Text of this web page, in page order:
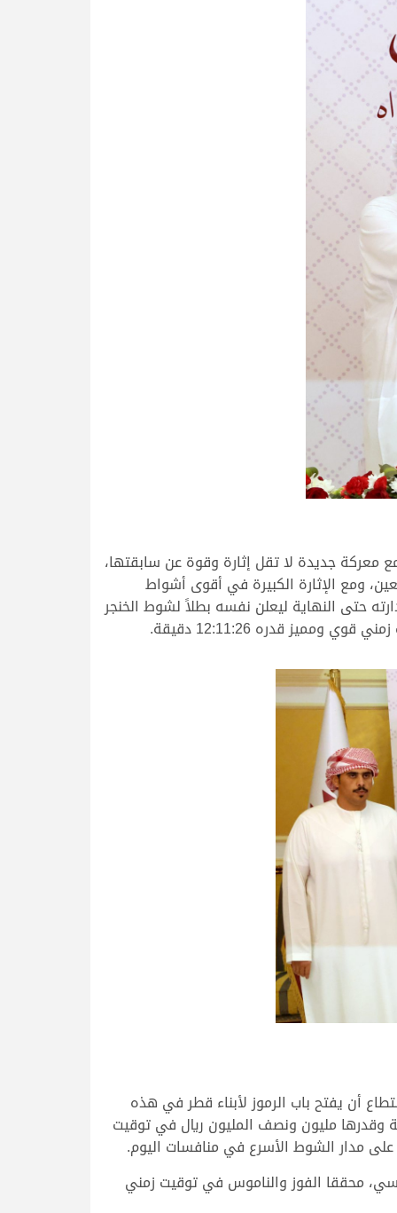
جديدة لا تقل إثارة وقوة عن سابقتها،
ومع الإثارة الكبيرة في أقوى أشواط
حتى النهاية ليعلن نفسه بطلاً لشوط الخنجر
أن يفتح باب الرموز لأبناء قطر في هذه
وقدرها مليون ونصف المليون ريال في توقيت
محققا الفوز والناموس في توقيت زمني